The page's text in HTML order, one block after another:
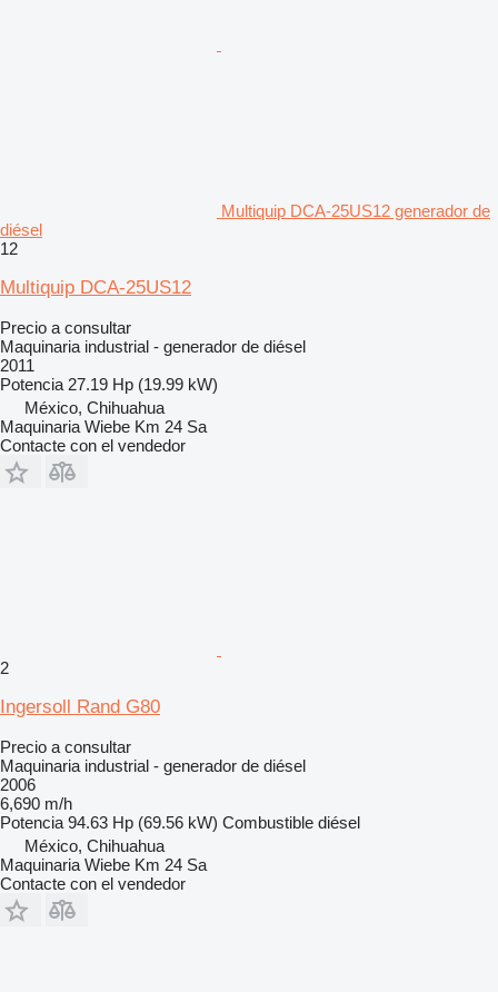
Multiquip DCA-25US12 generador de
diésel
12
Multiquip DCA-25US12
Precio a consultar
Maquinaria industrial - generador de diésel
2011
Potencia 27.19 Hp (19.99 kW)
México, Chihuahua
Maquinaria Wiebe Km 24 Sa
Contacte con el vendedor
2
Ingersoll Rand G80
Precio a consultar
Maquinaria industrial - generador de diésel
2006
6,690 m/h
Potencia 94.63 Hp (69.56 kW) Combustible diésel
México, Chihuahua
Maquinaria Wiebe Km 24 Sa
Contacte con el vendedor